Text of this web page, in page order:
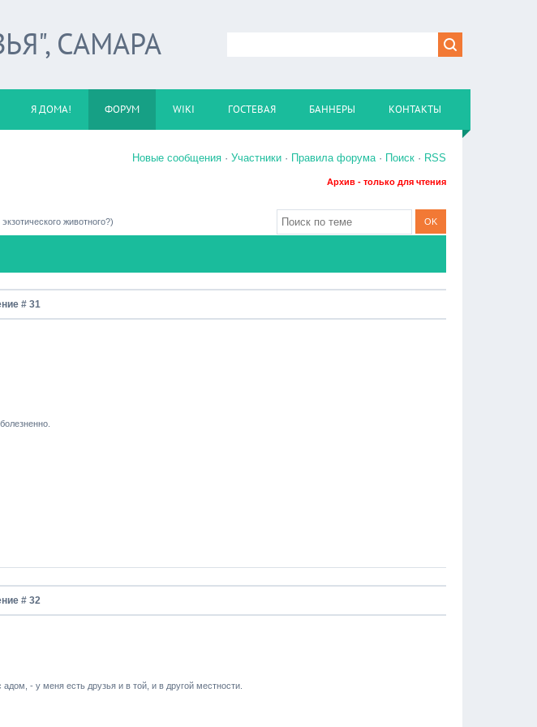
САМАРА
Я ДОМА! ФОРУМ WIKI ГОСТЕВАЯ БАННЕРЫ КОНТАКТЫ
Новые сообщения · Участники · Правила форума· Поиск · RSS
Архив - только для чтения
животного?)
# 31
# 32
- у меня есть друзья и в той, и в другой местности.